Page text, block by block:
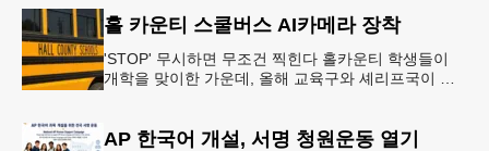
홀 카운티 스쿨버스 AI카메라 장착
'STOP' 무시하면 무조건 찍힌다 홀카운티 학생들이
개학을 맞이한 가운데, 올해 교육구와 셰리프국이 학
AP 한국어 개설, 서명 청원운동 열기